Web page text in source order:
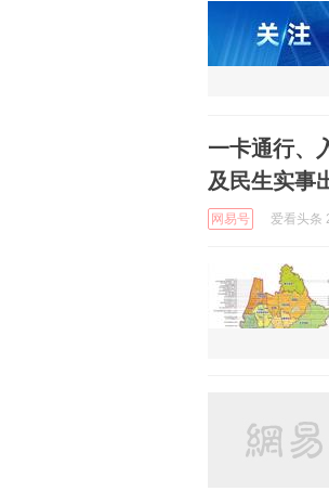
一卡通行、
及民生实事
网易号 爱看头条